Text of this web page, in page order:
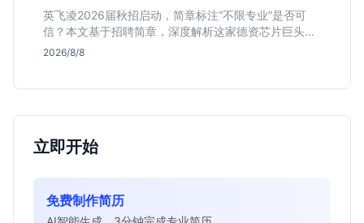
英飞凌2026届秋招启动，简章标注“不限专业”是否可
信？本文基于招聘简章，深度解析这家德资芯片巨头的
行业地位、校招真实门槛及投递策略，助你判断是否值
2026/8/8
立即开始
免费制作简历